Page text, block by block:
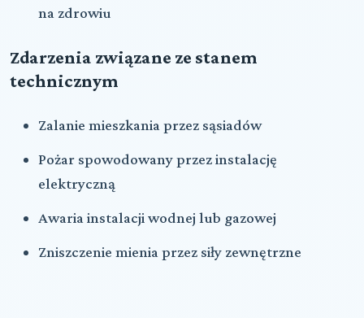
na zdrowiu
Zdarzenia związane ze stanem
technicznym
Zalanie mieszkania przez sąsiadów
Pożar spowodowany przez instalację
elektryczną
Awaria instalacji wodnej lub gazowej
Zniszczenie mienia przez siły zewnętrzne